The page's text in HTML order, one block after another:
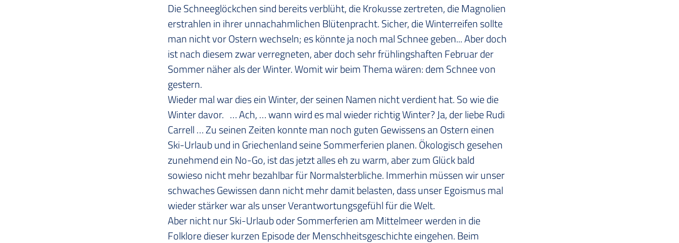
Die Schneeglöckchen sind bereits verblüht, die Krokusse zertreten, die Magnolien
erstrahlen in ihrer unnachahmlichen Blütenpracht. Sicher, die Winterreifen sollte
man nicht vor Ostern wechseln; es könnte ja noch mal Schnee geben... Aber doch
ist nach diesem zwar verregneten, aber doch sehr frühlingshaften Februar der
Sommer näher als der Winter. Womit wir beim Thema wären: dem Schnee von
gestern.
Wieder mal war dies ein Winter, der seinen Namen nicht verdient hat. So wie die
Winter davor.   … Ach, … wann wird es mal wieder richtig Winter? Ja, der liebe Rudi
Carrell … Zu seinen Zeiten konnte man noch guten Gewissens an Ostern einen
Ski-Urlaub und in Griechenland seine Sommerferien planen. Ökologisch gesehen
zunehmend ein No-Go, ist das jetzt alles eh zu warm, aber zum Glück bald
sowieso nicht mehr bezahlbar für Normalsterbliche. Immerhin müssen wirunser
schwaches Gewissen dann nicht mehr damit belasten, dass unser Egoismus mal
wieder stärker war als unser Verantwortungsgefühl für die Welt.
Aber nicht nur Ski-Urlaub oder Sommerferien am Mittelmeer werden in die
Folklore dieser kurzen Episode der Menschheitsgeschichte eingehen. Beim